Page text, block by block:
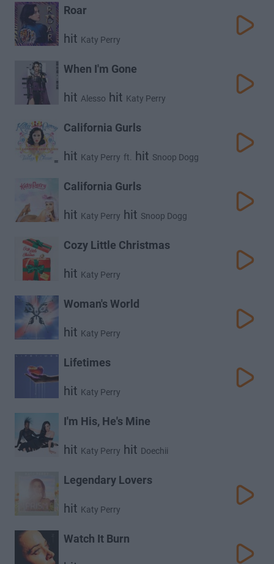
Big Sean
Roar
hit Katy Perry
When I'm Gone
hit Alesso hit Katy Perry
California Gurls
hit Katy Perry ft. hit Snoop Dogg
California Gurls
hit Katy Perry hit Snoop Dogg
Cozy Little Christmas
hit Katy Perry
Woman's World
hit Katy Perry
Lifetimes
hit Katy Perry
I'm His, He's Mine
hit Katy Perry hit Doechii
Legendary Lovers
hit Katy Perry
Watch It Burn